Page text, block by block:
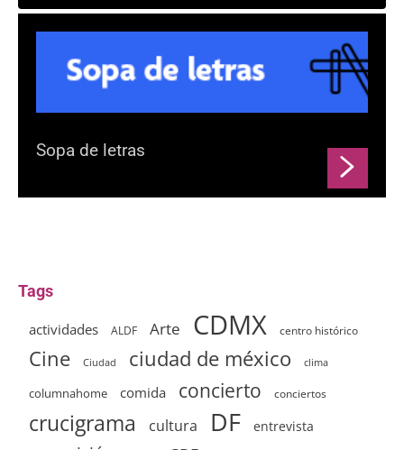
Sopa de letras
Tags
actividades ALDF Arte CDMX centro histórico
Cine Ciudad ciudad de méxico clima
columnahome comida concierto conciertos
crucigrama cultura DF entrevista